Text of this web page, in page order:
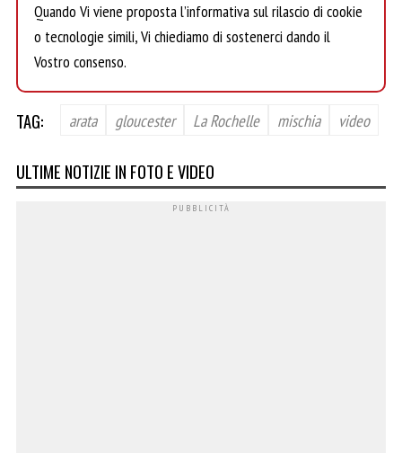
Quando Vi viene proposta l’informativa sul rilascio di cookie
o tecnologie simili, Vi chiediamo di sostenerci dando il
Vostro consenso.
TAG: arata gloucester La Rochelle mischia video
ULTIME NOTIZIE IN FOTO E VIDEO